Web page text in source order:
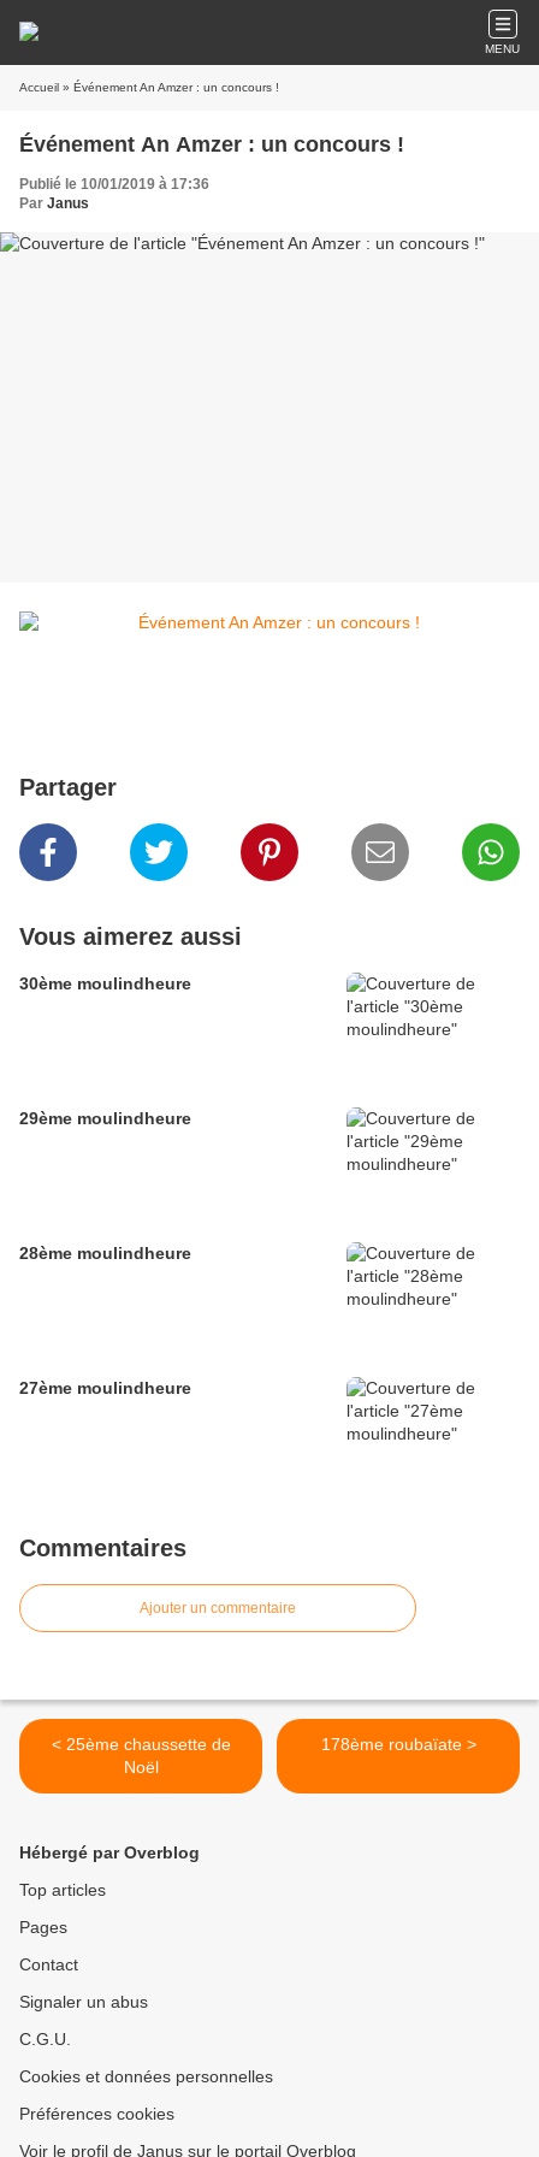
MENU
Accueil » Événement An Amzer : un concours !
Événement An Amzer : un concours !
Publié le 10/01/2019 à 17:36
Par Janus
Partager
Vous aimerez aussi
30ème moulindheure
29ème moulindheure
28ème moulindheure
27ème moulindheure
Commentaires
Ajouter un commentaire
< 25ème chaussette de
Noël
178ème roubaïate >
Hébergé par Overblog
Top articles
Pages
Contact
Signaler un abus
C.G.U.
Cookies et données personnelles
Préférences cookies
Voir le profil de Janus sur le portail Overblog